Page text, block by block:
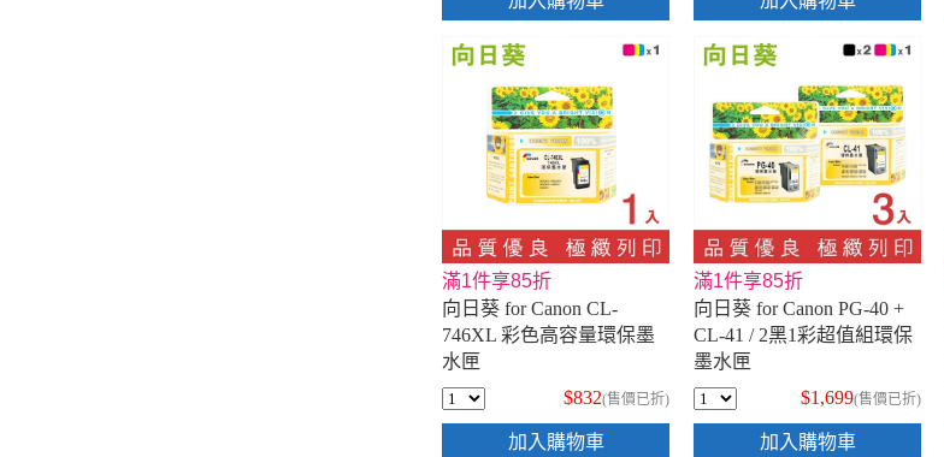
滿1件享85折
向日葵 for Canon CL-
746XL 彩色高容量環保墨
水匣
$832(售價已折)
加入購物車
滿1件享85折
向日葵 for Canon PG-40 +
CL-41 / 2黑1彩超值組環保
墨水匣
$1,699(售價已折)
加入購物車